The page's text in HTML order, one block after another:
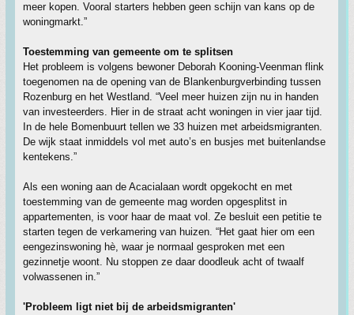
meer kopen. Vooral starters hebben geen schijn van kans op de
woningmarkt.”
Toestemming van gemeente om te splitsen
Het probleem is volgens bewoner Deborah Kooning-Veenman flink
toegenomen na de opening van de Blankenburgverbinding tussen
Rozenburg en het Westland. “Veel meer huizen zijn nu in handen
van investeerders. Hier in de straat acht woningen in vier jaar tijd.
In de hele Bomenbuurt tellen we 33 huizen met arbeidsmigranten.
De wijk staat inmiddels vol met auto’s en busjes met buitenlandse
kentekens.”
Als een woning aan de Acacialaan wordt opgekocht en met
toestemming van de gemeente mag worden opgesplitst in
appartementen, is voor haar de maat vol. Ze besluit een petitie te
starten tegen de verkamering van huizen. “Het gaat hier om een
eengezinswoning hè, waar je normaal gesproken met een
gezinnetje woont. Nu stoppen ze daar doodleuk acht of twaalf
volwassenen in.”
'Probleem ligt niet bij de arbeidsmigranten'